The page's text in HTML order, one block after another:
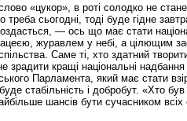
«цукор», в роті солодко не
треба сьогодні, тоді буде гідне
— ось що має стати
журавлем у небі, а цілющим
Саме ті, хто здатний
зрадити кращі національні надбання
Парламента, який має стати
стабільність і добробут. «Хто
шансів бути сучасником